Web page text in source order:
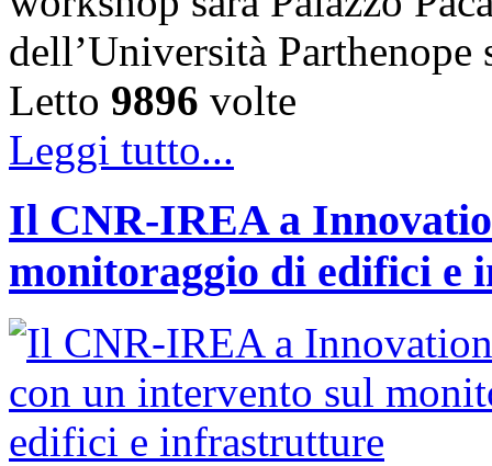
dell’Università
Letto 9896 volte
Leggi tutto...
Il CNR-IREA a
monitoraggio di edifici e